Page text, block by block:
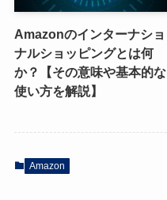
Amazonのインターナショ
ナルショッピングとは何
か？【その意味や基本的な
使い方を解説】
Amazon